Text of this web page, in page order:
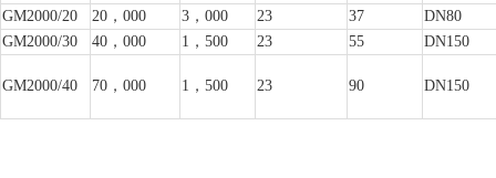
GM2000/20
20 ，000 3 ，000 23 37
DN80
GM2000/30
40 ，000 1 ，500 23 55 DN150
GM2000/40 70 ，000 1 ，500 23 90 DN150